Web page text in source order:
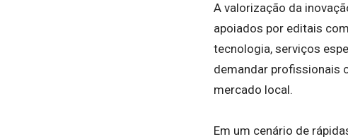
A valorização da
apoiados por editais
tecnologia, serviços
demandar profissionais
mercado local.
Em um cenário de